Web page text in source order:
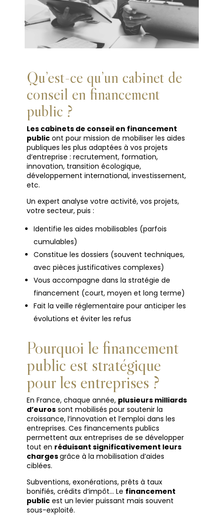
Qu’est-ce qu’un cabinet de
conseil en financement
public ?
Les cabinets de conseil en financement
public ont pour mission de mobiliser les aides
publiques les plus adaptées à vos projets
d’entreprise : recrutement, formation,
innovation, transition écologique,
développement international, investissement,
etc.
Un expert analyse votre activité, vos projets,
votre secteur, puis :
Identifie les aides mobilisables (parfois
cumulables)
Constitue les dossiers (souvent techniques,
avec pièces justificatives complexes)
Vous accompagne dans la stratégie de
financement (court, moyen et long terme)
Fait la veille réglementaire pour anticiper les
évolutions et éviter les refus
Pourquoi le financement
public est stratégique
pour les entreprises ?
En France, chaque année, plusieurs milliards
d’euros sont mobilisés pour soutenir la
croissance, l’innovation et l’emploi dans les
entreprises. Ces financements publics
permettent aux entreprises de se développer
tout en réduisant significativement leurs
chargesgrâce à la mobilisation d’aides
ciblées.
Subventions, exonérations, prêts à taux
bonifiés, crédits d’impôt… Le financement
public est un levier puissant mais souvent
sous-exploité.